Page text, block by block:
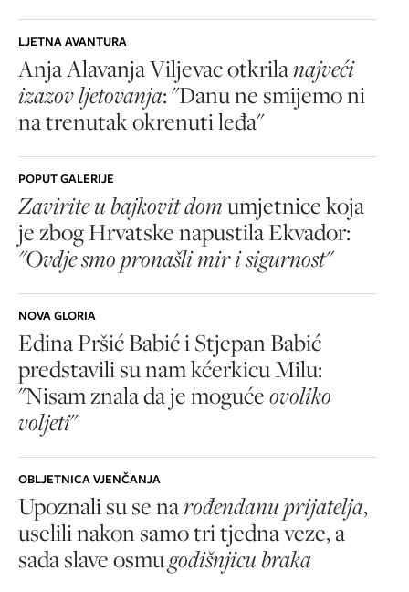
LJETNA AVANTURA
Anja Alavanja Viljevac otkrilanajveći
izazov ljetovanja: "Danu ne smijemo ni
na trenutak okrenuti leđa"
POPUT GALERIJE
Zavirite u bajkovit domumjetnice koja
je zbog Hrvatske napustila Ekvador:
"Ovdje smo pronašli mir i sigurnost"
NOVA GLORIA
Edina Pršić Babić i Stjepan Babić
predstavili su nam kćerkicu Milu:
"Nisam znala da je mogućeovoliko
voljeti"
OBLJETNICA VJENČANJA
Upoznali su se narođendanu prijatelja,
uselili nakon samo tri tjedna veze, a
sada slave osmugodišnjicu braka